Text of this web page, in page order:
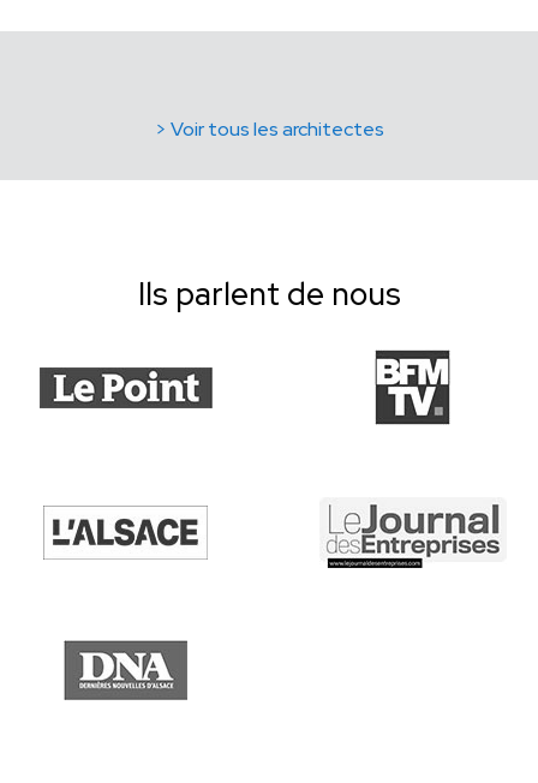
> Voir tous les architectes
Ils parlent de nous